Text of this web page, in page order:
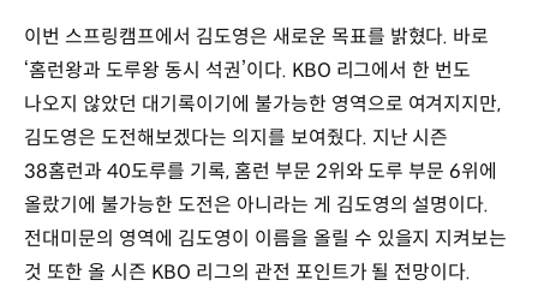
이번 스프링캠프에서 김도영은 새로운 목표를 밝혔다. 바로
‘홈런왕과 도루왕 동시 석권’이다. KBO 리그에서 한 번도
나오지 않았던 대기록이기에 불가능한 영역으로 여겨지지만,
김도영은 도전해보겠다는 의지를 보여줬다. 지난 시즌
38홈런과 40도루를 기록, 홈런 부문 2위와 도루 부문 6위에
올랐기에 불가능한 도전은 아니라는 게 김도영의 설명이다.
전대미문의 영역에 김도영이 이름을 올릴 수 있을지 지켜보는
것 또한 올 시즌 KBO 리그의 관전 포인트가 될 전망이다.